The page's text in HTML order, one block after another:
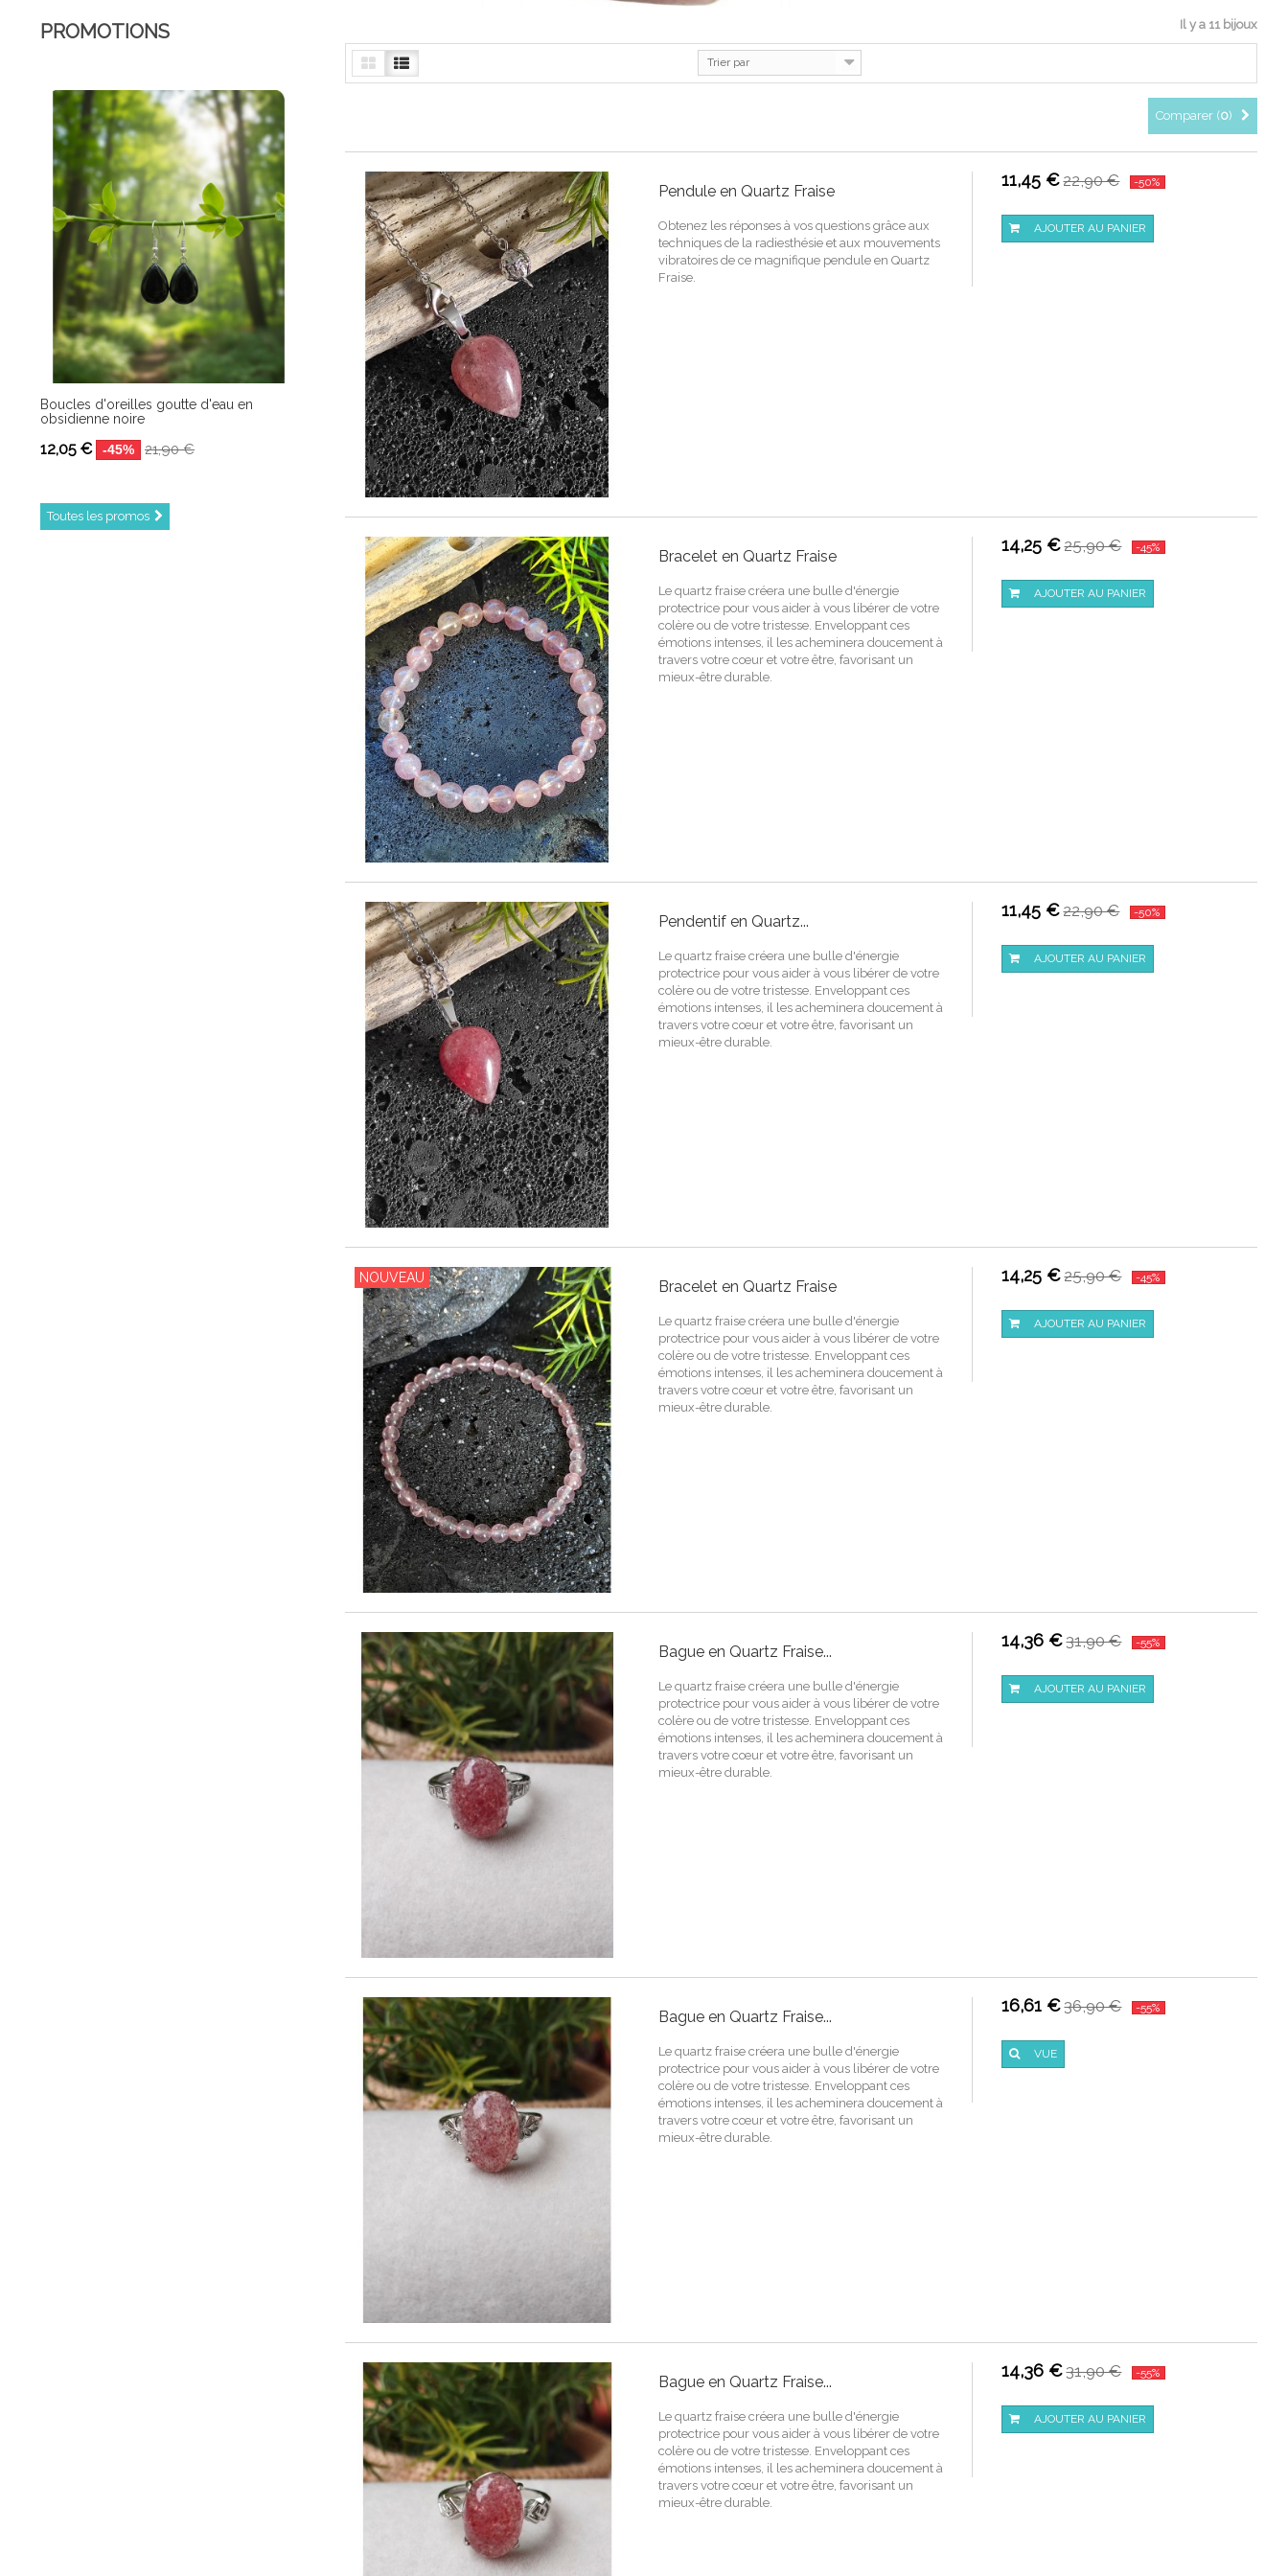
PROMOTIONS
Boucles d'oreilles goutte d'eau en
obsidienne noire
12,05 € -45% 21,90 €
Toutes les promos
Il y a 11 bijoux
Trier par
Comparer (0)
Pendule en Quartz Fraise
Obtenez les réponses à vos questions grâce aux
techniques de la radiesthésie et aux mouvements
vibratoires de ce magnifique pendule en Quartz
Fraise.
11,45 €22,90 € -50%
AJOUTER AU PANIER
Bracelet en Quartz Fraise
Le quartz fraise créera une bulle d'énergie
protectrice pour vous aider à vous libérer de votre
colère ou de votre tristesse. Enveloppant ces
émotions intenses, il les acheminera doucement à
travers votre cœur et votre être, favorisant un
mieux-être durable.
14,25 €25,90 € -45%
AJOUTER AU PANIER
Pendentif en Quartz...
Le quartz fraise créera une bulle d'énergie
protectrice pour vous aider à vous libérer de votre
colère ou de votre tristesse. Enveloppant ces
émotions intenses, il les acheminera doucement à
travers votre cœur et votre être, favorisant un
mieux-être durable.
11,45 €22,90 € -50%
AJOUTER AU PANIER
NOUVEAU Bracelet en Quartz Fraise
Le quartz fraise créera une bulle d'énergie
protectrice pour vous aider à vous libérer de votre
colère ou de votre tristesse. Enveloppant ces
émotions intenses, il les acheminera doucement à
travers votre cœur et votre être, favorisant un
mieux-être durable.
14,25 €25,90 € -45%
AJOUTER AU PANIER
Bague en Quartz Fraise...
Le quartz fraise créera une bulle d'énergie
protectrice pour vous aider à vous libérer de votre
colère ou de votre tristesse. Enveloppant ces
émotions intenses, il les acheminera doucement à
travers votre cœur et votre être, favorisant un
mieux-être durable.
14,36 €31,90 € -55%
AJOUTER AU PANIER
Bague en Quartz Fraise...
Le quartz fraise créera une bulle d'énergie
protectrice pour vous aider à vous libérer de votre
colère ou de votre tristesse. Enveloppant ces
émotions intenses, il les acheminera doucement à
travers votre cœur et votre être, favorisant un
mieux-être durable.
16,61 €36,90 € -55%
VUE
Bague en Quartz Fraise...
Le quartz fraise créera une bulle d'énergie
protectrice pour vous aider à vous libérer de votre
colère ou de votre tristesse. Enveloppant ces
émotions intenses, il les acheminera doucement à
travers votre cœur et votre être, favorisant un
mieux-être durable.
14,36 €31,90 € -55%
AJOUTER AU PANIER